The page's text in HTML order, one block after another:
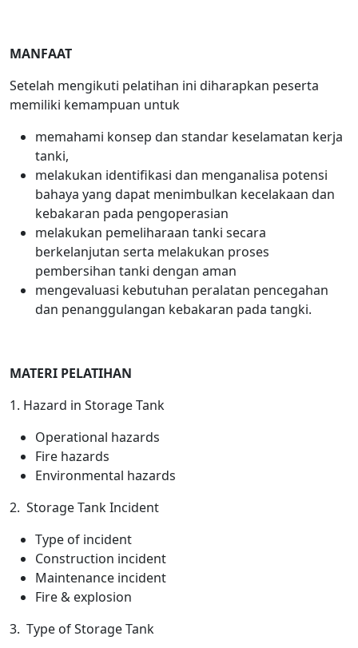
MANFAAT
Setelah mengikuti pelatihan ini diharapkan peserta
memiliki kemampuan untuk
memahami konsep dan standar keselamatan kerja
tanki,
melakukan identifikasi dan menganalisa potensi
bahaya yang dapat menimbulkan kecelakaan dan
kebakaran pada pengoperasian
melakukan pemeliharaan tanki secara
berkelanjutan serta melakukan proses
pembersihan tanki dengan aman
mengevaluasi kebutuhan peralatan pencegahan
dan penanggulangan kebakaran pada tangki.
MATERI PELATIHAN
1. Hazard in Storage Tank
Operational hazards
Fire hazards
Environmental hazards
2. Storage Tank Incident
Type of incident
Construction incident
Maintenance incident
Fire & explosion
3. Type of Storage Tank